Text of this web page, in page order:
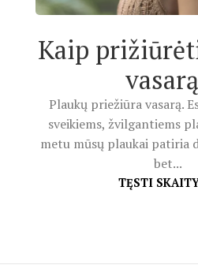
Kaip
Plaukų priežiūra vasarą.
sveikiems, žvilgantiems
metu mūsų plaukai patiria
bet...
TĘSTI